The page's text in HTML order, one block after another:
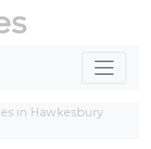
in Hawkesbury